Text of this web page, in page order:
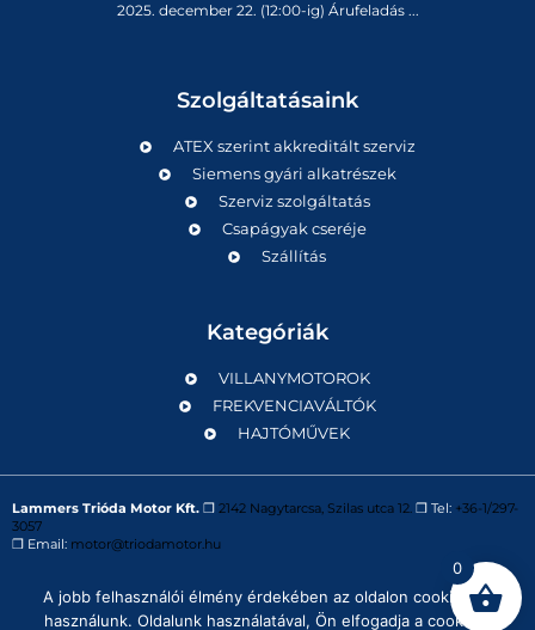
2025. december 22. (12:00-ig) Árufeladás ...
Szolgáltatásaink
ATEX szerint akkreditált szerviz
Siemens gyári alkatrészek
Szerviz szolgáltatás
Csapágyak cseréje
Szállítás
Kategóriák
VILLANYMOTOROK
FREKVENCIAVÁLTÓK
HAJTÓMŰVEK
Lammers Trióda Motor Kft. ❒ 2142 Nagytarcsa, Szilas utca 12. ❒ Tel: +36-1/297-
3057
❒ Email: motor@triodamotor.hu
Powered byDigit-Now Kft.
0
A jobb felhasználói élmény érdekében az oldalon cookie-kat
használunk. Oldalunk használatával, Ön elfogadja a cookie-k